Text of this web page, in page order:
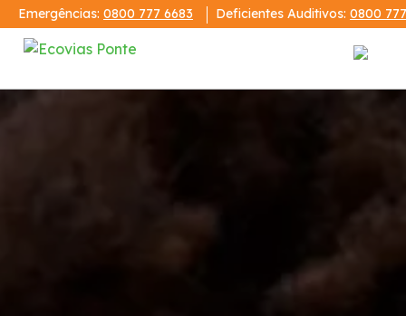
Emergências: 0800 777 6683 Deficientes Auditivos: 0800